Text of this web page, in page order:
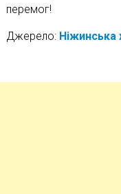
перемог!
Джерело: Ніжинська